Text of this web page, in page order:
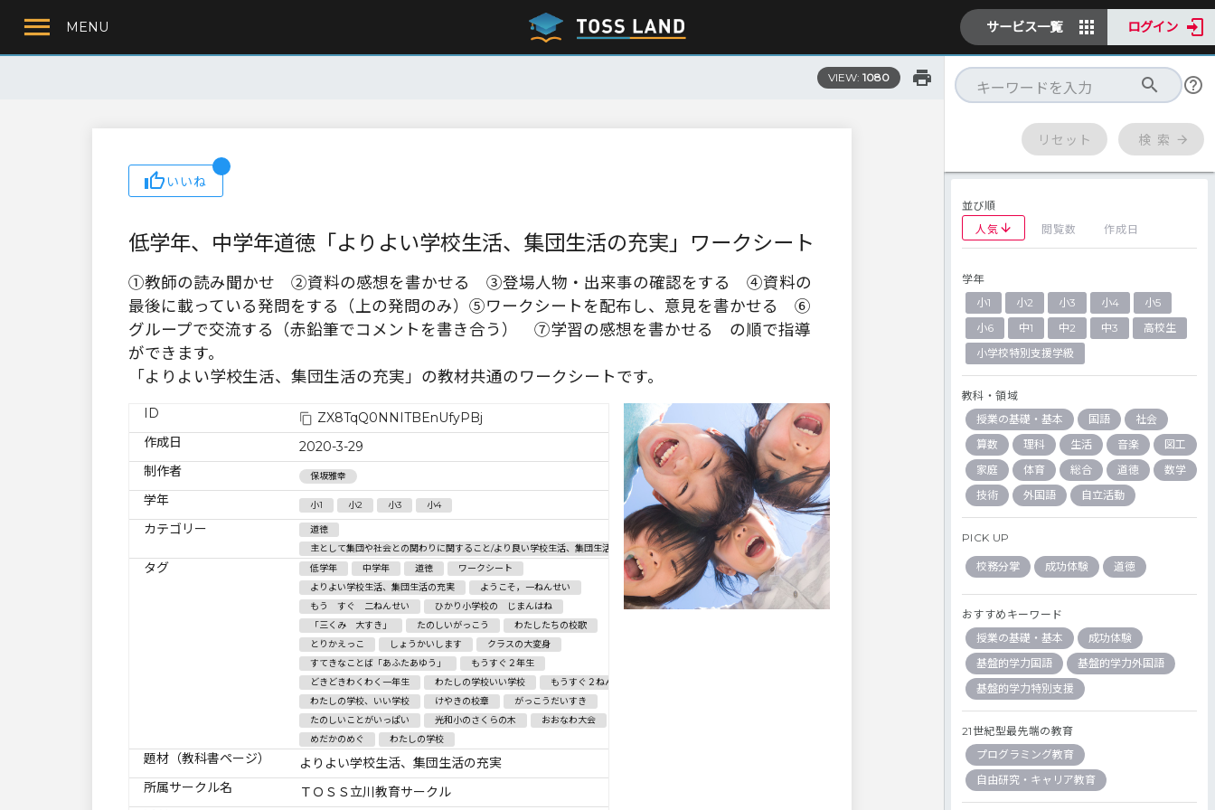
MENU サービス一覧 ログイン
VIEW: 1080
いいね
低学年、中学年道徳「よりよい学校生活、集団生活の充実」ワークシート
①教師の読み聞かせ ②資料の感想を書かせる ③登場人物・出来事の確認をする ④資料の
最後に載っている発問をする（上の発問のみ）⑤ワークシートを配布し、意見を書かせる ⑥
グループで交流する（赤鉛筆でコメントを書き合う） ⑦学習の感想を書かせる の順で指導
ができます。
「よりよい学校生活、集団生活の充実」の教材共通のワークシートです。
ID
ZX8TqQ0NNITBEnUfyPBj
作成日
2020-3-29
制作者
保坂雅幸
学年 小1 小2 小3 小4
カテゴリー
道徳
主として集団や社会との関わりに関すること/より良い学校生活、集団生活の充実
タグ 低学年 中学年 道徳
ワークシート
よりよい学校生活、集団生活の充実
ようこそ，一ねんせい
もう すぐ 二ねんせい
ひかり小学校の じまんはね
「三くみ 大すき」
たのしいがっこう
わたしたちの校歌
とりかえっこ
しょうかいします
クラスの大変身
すてきなことば「あふたあゆう」
もうすぐ２年生
どきどきわくわく一年生
わたしの学校いい学校
もうすぐ２ねんせい
わたしの学校、いい学校
けやきの校章
がっこうだいすき
たのしいことがいっぱい
光和小のさくらの木
おおなわ大会
めだかのめぐ
わたしの学校
題材（教科書ページ）
よりよい学校生活、集団生活の充実
所属サークル名
ＴＯＳＳ立川教育サークル
リセット 検 索
並び順
人気
閲覧数 作成日
学年
小1
小2 小3 小4
小5
小6
中1 中2 中3
高校生
小学校特別支援学級
教科・領域
授業の基礎・基本
国語
社会
算数
理科 生活 音楽
図工
家庭
体育 総合 道徳
数学
技術
外国語 自立活動
PICK UP
校務分掌 成功体験 道徳
おすすめキーワード
授業の基礎・基本
成功体験
基盤的学力国語
基盤的学力外国語
基盤的学力特別支援
21世紀型最先端の教育
プログラミング教育
自由研究・キャリア教育